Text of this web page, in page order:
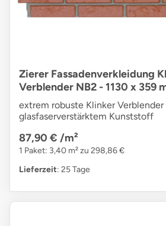
Zierer Fassadenverkleidung
Verblender NB2 - 1130 x 359
extrem robuste Klinker Verblender
glasfaserverstärktem Kunststoff
87,90 € /m²
1 Paket: 3,40 m² zu 298,86 €
Lieferzeit: 25 Tage